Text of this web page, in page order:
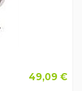
49,09 €